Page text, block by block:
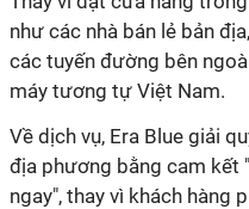
như các nhà bán lẻ bản
các tuyến đường bên
máy tương tự Việt Nam.
Về dịch vụ, Era Blue giải
địa phương bằng cam kết
ngay", thay vì khách hàng